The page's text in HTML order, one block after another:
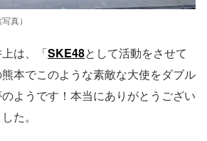
真）
は、「SKE48として活動をさせて
本でこのような素敵な大使をダブル
ようです！本当にありがとうござい
た。